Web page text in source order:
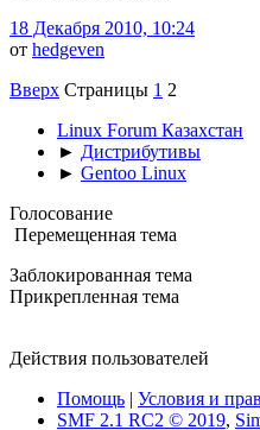
18 Декабря 2010, 10:24
от hedgeven
Вверх Страницы 1 2
Linux Forum Казахстан
► Дистрибутивы
► Gentoo Linux
Голосование
Перемещенная тема
Заблокированная тема
Прикрепленная тема
Действия пользователей
Помощь | Условия и
SMF 2.1 RC2 © 2019,